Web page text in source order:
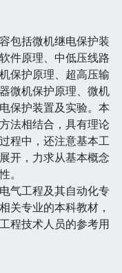
括微机继电保护装
件原理、中低压线路
保护原理、超高压输
微机保护原理、微机
保护装置及实验。本
法相结合，具有理论
程中，还注意基本工
开，力求从基本概念
。
工程及其自动化专
关专业的本科教材，
程技术人员的参考用